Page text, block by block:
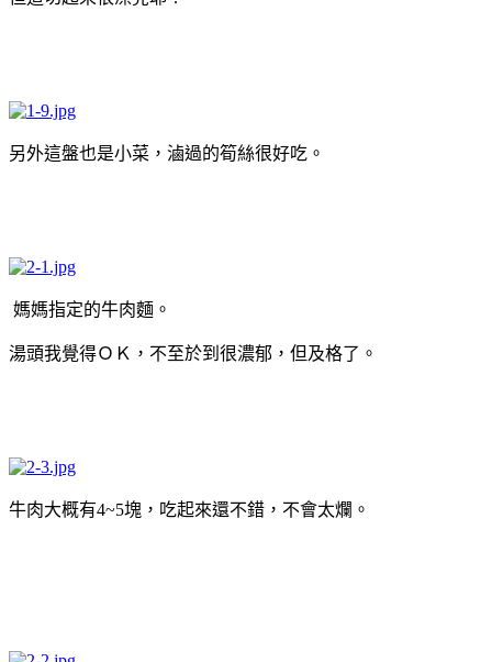
另外這盤也是小菜，滷過的筍絲很好吃。
媽媽指定的牛肉麵。
湯頭我覺得ＯＫ，不至於到很濃郁，但及格了。
牛肉大概有4~5塊，吃起來還不錯，不會太爛。